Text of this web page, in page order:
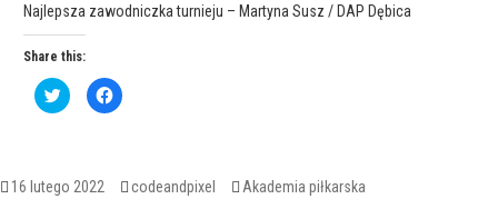
Najlepsza zawodniczka turnieju – Martyna Susz / DAP Dębica
Share this:
C
l
s
h
C
l
s
h
Opublikowano
16 lutego 2022 Autor
codeandpixel Kategorie
Akademia piłkarska